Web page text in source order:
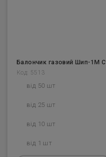
Балончик газовий Шип-1М
Код: 5513
від 50 шт
від 25 шт
від 10 шт
від 1 шт